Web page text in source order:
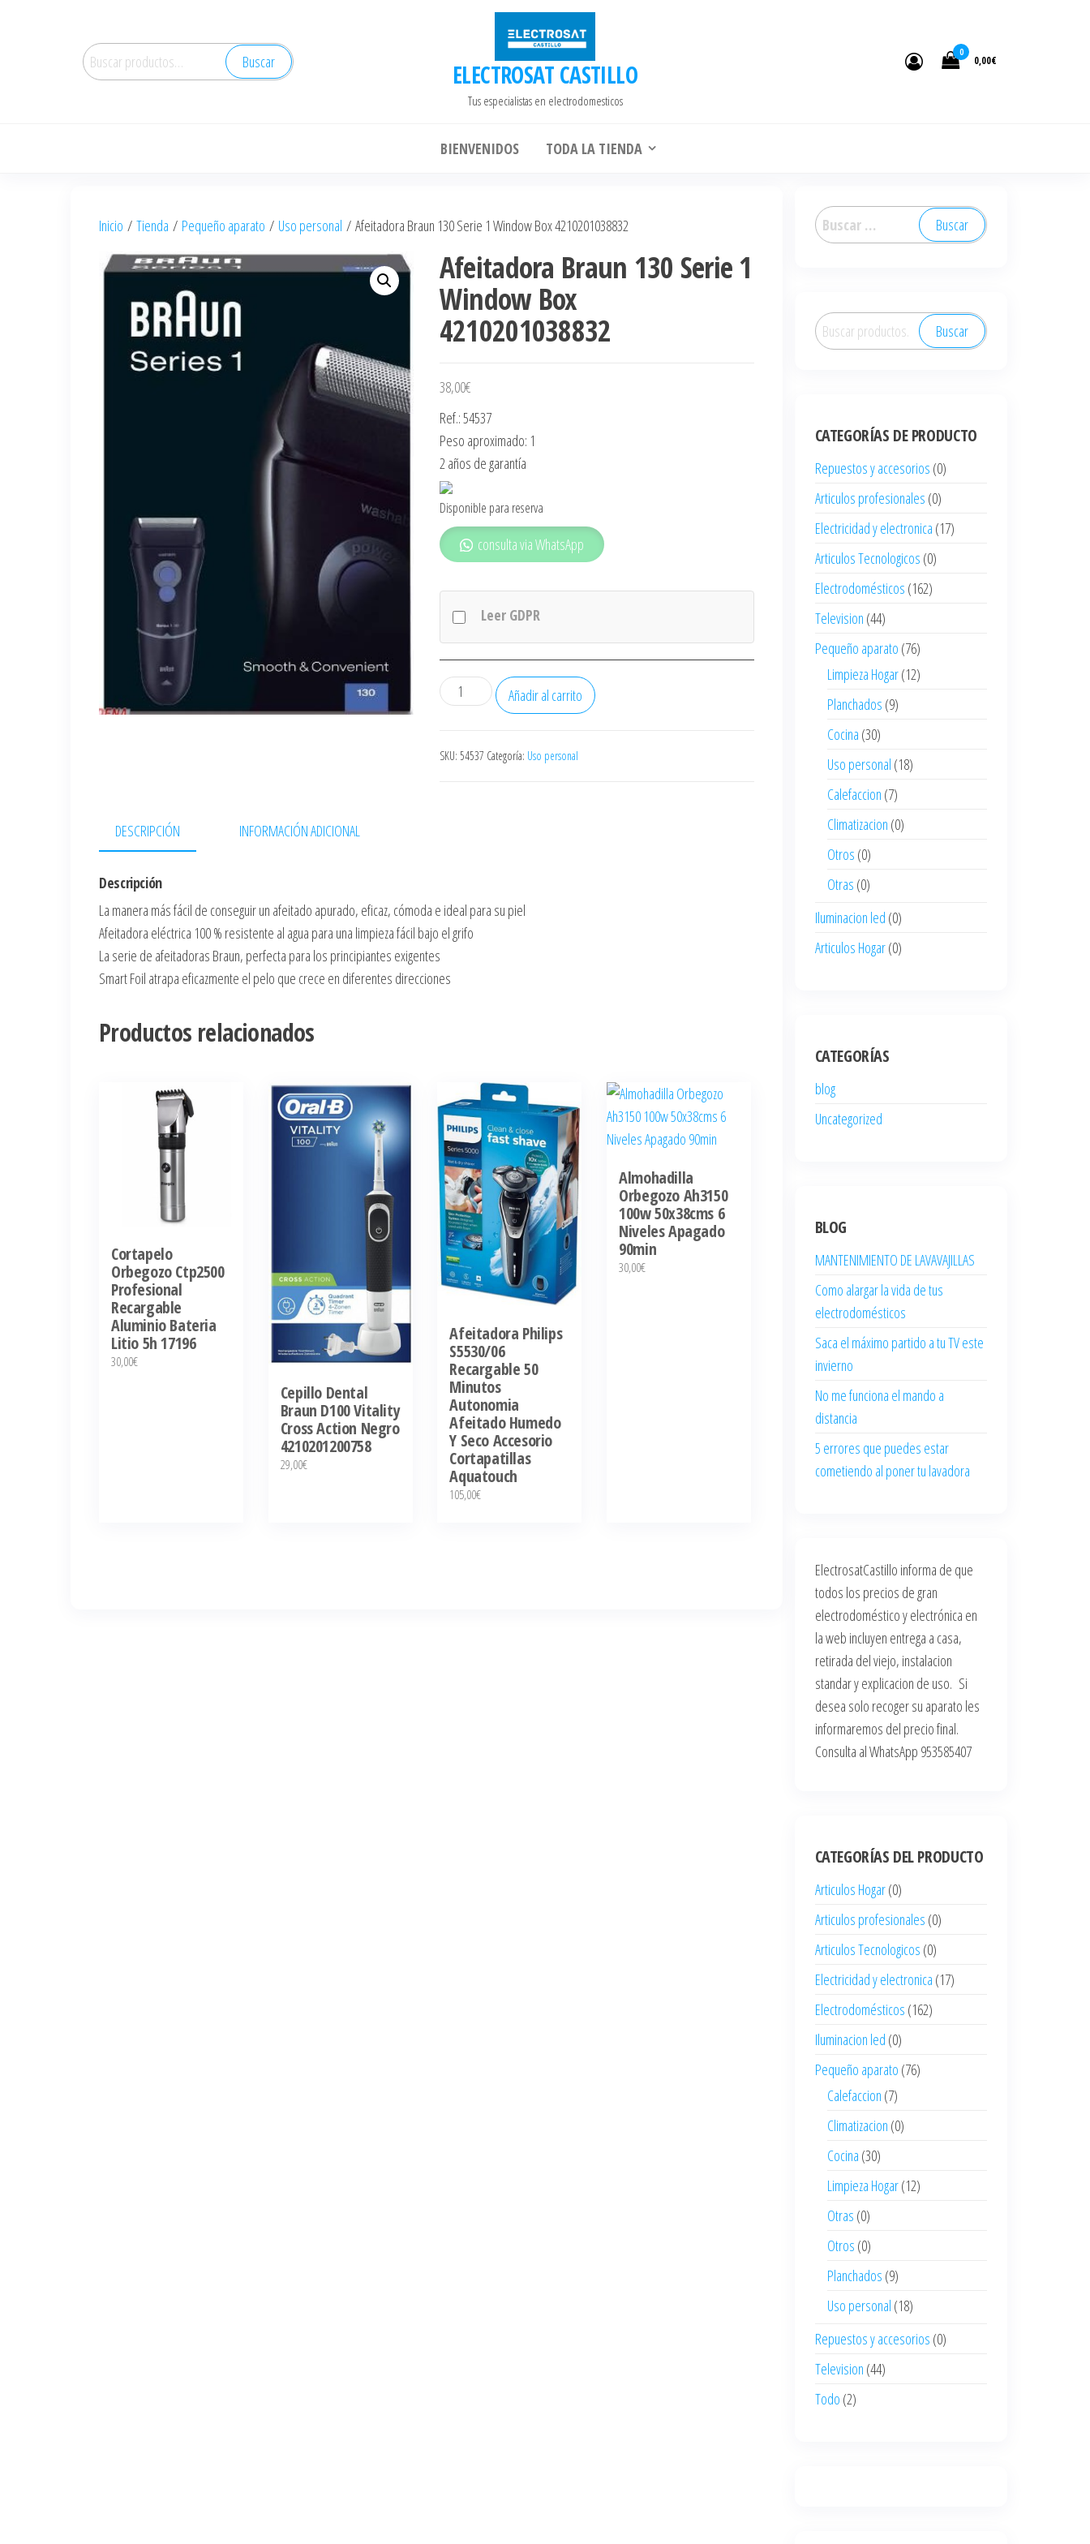
Buscar
por:
Buscar ELECTROSAT CASTILLO
Tus especialistas en electrodomesticos
0
0,00€
BIENVENIDOS TODA LA TIENDA
Inicio / Tienda / Pequeño aparato / Uso personal / Afeitadora Braun 130 Serie 1 Window Box 4210201038832
Afeitadora Braun 130 Serie 1
Window Box
4210201038832
38,00€
Ref.: 54537
Peso aproximado: 1
2 años de garantía
Disponible para reserva
consulta via WhatsApp
Leer GDPR
Afeitadora
Braun
Serie
Añadir al carrito
SKU: 54537 Categoría: Uso personal
DESCRIPCIÓN INFORMACIÓN ADICIONAL
Descripción
La manera más fácil de conseguir un afeitado apurado, eficaz, cómoda e ideal para su piel
Afeitadora eléctrica 100 % resistente al agua para una limpieza fácil bajo el grifo
La serie de afeitadoras Braun, perfecta para los principiantes exigentes
Smart Foil atrapa eficazmente el pelo que crece en diferentes direcciones
Productos relacionados
Cortapelo
Orbegozo Ctp2500
Profesional
Recargable
Aluminio Bateria
Litio 5h 17196
30,00€
Cepillo Dental
Braun D100 Vitality
Cross Action Negro
4210201200758
29,00€
Afeitadora Philips
S5530/06
Recargable 50
Minutos
Autonomia
Afeitado Humedo
Y Seco Accesorio
Cortapatillas
Aquatouch
105,00€
Almohadilla
Orbegozo Ah3150
100w 50x38cms 6
Niveles Apagado
90min
30,00€
Buscar:
Buscar
por:
Buscar
CATEGORÍAS DE PRODUCTO
Repuestos y accesorios (0)
Articulos profesionales (0)
Electricidad y electronica (17)
Articulos Tecnologicos (0)
Electrodomésticos (162)
Television (44)
Pequeño aparato (76)
Limpieza Hogar(12)
Planchados (9)
Cocina (30)
Uso personal (18)
Calefaccion (7)
Climatizacion (0)
Otros (0)
Otras (0)
Iluminacion led (0)
Articulos Hogar(0)
CATEGORÍAS
blog
Uncategorized
BLOG
MANTENIMIENTO DE LAVAVAJILLAS
Como alargar la vida de tus
electrodomésticos
Saca el máximo partido a tu TV este
invierno
No me funciona el mando a
distancia
5 errores que puedes estar
cometiendo al poner tu lavadora
ElectrosatCastillo informa de que
todos los precios de gran
electrodoméstico y electrónica en
la web incluyen entrega a casa,
retirada del viejo, instalacion
standar y explicacion de uso. Si
desea solo recoger su aparato les
informaremos del precio final.
Consulta al WhatsApp 953585407
CATEGORÍAS DEL PRODUCTO
Articulos Hogar(0)
Articulos profesionales (0)
Articulos Tecnologicos (0)
Electricidad y electronica (17)
Electrodomésticos (162)
Iluminacion led (0)
Pequeño aparato (76)
Calefaccion (7)
Climatizacion (0)
Cocina (30)
Limpieza Hogar(12)
Otras (0)
Otros (0)
Planchados (9)
Uso personal (18)
Repuestos y accesorios (0)
Television (44)
Todo (2)